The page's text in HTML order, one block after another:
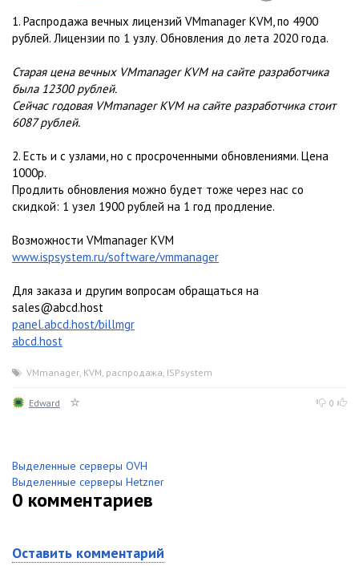
1. Распродажа вечных лицензий VMmanager KVM, по 4900
рублей. Лицензии по 1 узлу. Обновления до лета 2020 года.
Старая цена вечных VMmanager KVM на сайте разработчика
была 12300 рублей.
Сейчас годовая VMmanager KVM на сайте разработчика стоит
6087 рублей.
2. Есть и с узлами, но с просроченными обновлениями. Цена
1000р.
Продлить обновления можно будет тоже через нас со
скидкой: 1 узел 1900 рублей на 1 год продление.
Возможности VMmanager KVM
www.ispsystem.ru/software/vmmanager
Для заказа и другим вопросам обращаться на
sales@abcd.host
panel.abcd.host/billmgr
abcd.host
VMmanager, KVM, распродажа, ISPsystem
Edward 0
Выделенные серверы OVH
Выделенные серверы Hetzner
0 комментариев
Оставить комментарий